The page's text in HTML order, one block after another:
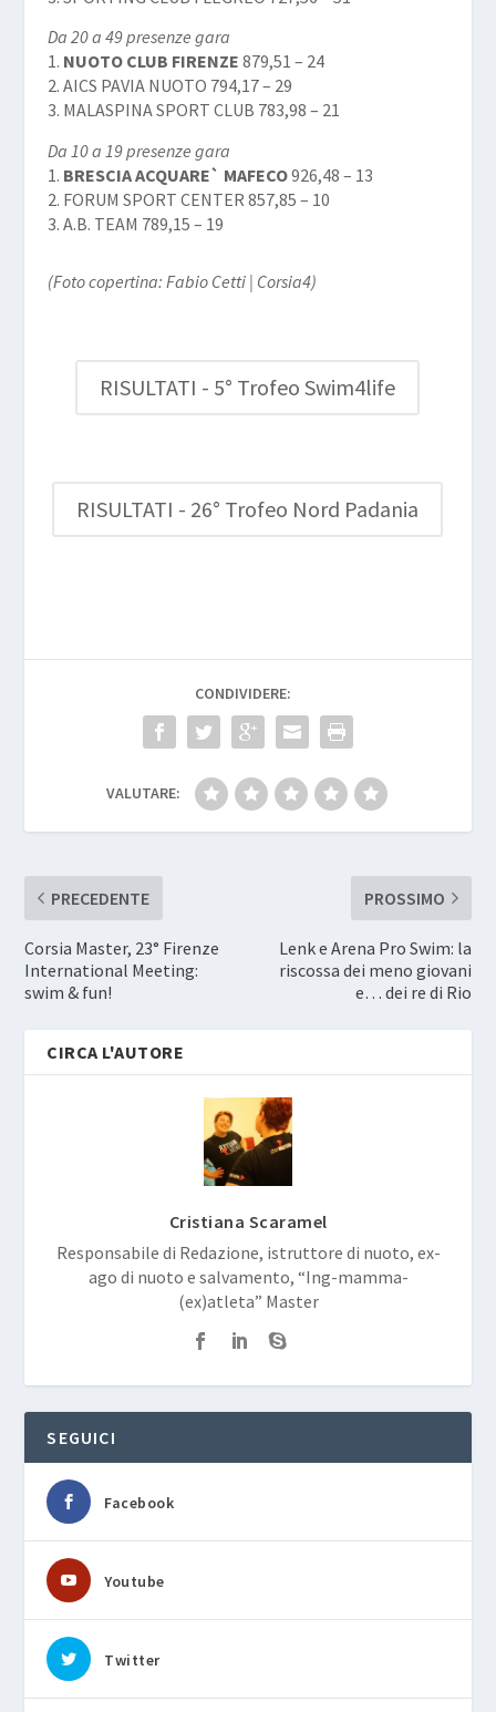
Da 20 a 49 presenze gara
1. NUOTO CLUB FIRENZE 879,51 – 24
2. AICS PAVIA NUOTO 794,17 – 29
3. MALASPINA SPORT CLUB 783,98 – 21
Da 10 a 19 presenze gara
1. BRESCIA ACQUARE` MAFECO926,48 – 13
2. FORUM SPORT CENTER 857,85 – 10
3. A.B. TEAM 789,15 – 19
(Foto copertina: Fabio Cetti | Corsia4)
RISULTATI - 5° Trofeo Swim4life
RISULTATI - 26° Trofeo Nord Padania
CONDIVIDERE:
VALUTARE:
PRECEDENTE
Corsia Master, 23° Firenze
International Meeting:
swim & fun!
PROSSIMO
Lenk e Arena Pro Swim: la
riscossa dei meno giovani
e… dei re di Rio
CIRCA L'AUTORE
Cristiana Scaramel
Responsabile di Redazione, istruttore di nuoto, ex-
ago di nuoto e salvamento, “Ing-mamma-
(ex)atleta” Master
SEGUICI
Facebook
Youtube
Twitter